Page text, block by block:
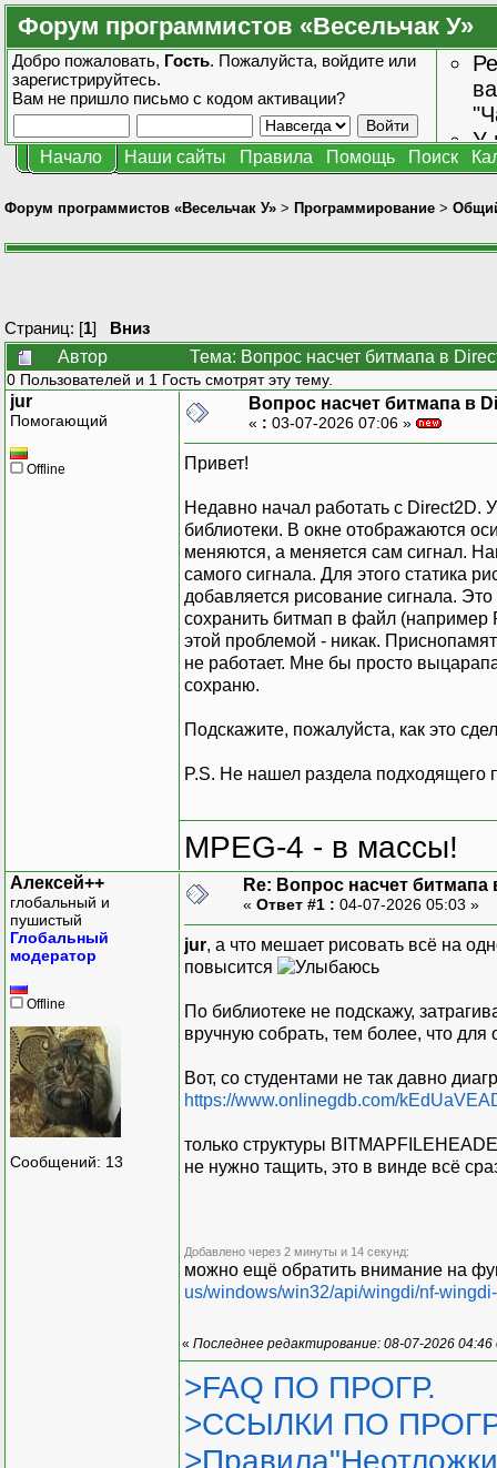
Форум программистов «Весельчак У»
Добро пожаловать, Гость. Пожалуйста, войдите или
зарегистрируйтесь.
Вам не пришло письмо с кодом активации?
У
Начало Наши сайты Правила Помощь Поиск
Форум программистов «Весельчак У» > Программирование >
Страниц: [1] Вниз
Автор
Тема: Вопрос насчет битмапа в
0 Пользователей и 1 Гость смотрят эту тему.
jur
Помогающий
Offline
Вопрос насчет битмапа в
« : 03-07-2026 07:06 »
Привет!
Недавно начал работать с Direct2D.
библиотеки. В окне отображаются
меняются, а меняется сам сигнал.
самого сигнала. Для этого статика
добавляется рисование сигнала.
сохранить битмап в файл
этой проблемой - никак.
не работает. Мне бы просто
сохраню.
Подскажите, пожалуйста, как это
P.S. Не нашел раздела подходящего
MPEG-4 - в массы!
Алексей++
глобальный и
пушистый
Глобальный
модератор
Offline
Сообщений: 13
Re: Вопрос насчет битмапа
« Ответ #1 : 04-07-2026 05:03 »
jur, а что мешает рисовать всё на
повысится
По библиотеке не подскажу,
вручную собрать, тем более, что для
Вот, со студентами не так давно
https://www.onlinegdb.com/
только структуры
не нужно тащить, это в винде всё
Добавлено через 2 минуты и 14 секунд:
можно ещё обратить внимание на
us/windows/win32/api/wingdi/nf-
« Последнее редактирование: 08-07-2026
>FAQ ПО ПРОГР.
>ССЫЛКИ ПО